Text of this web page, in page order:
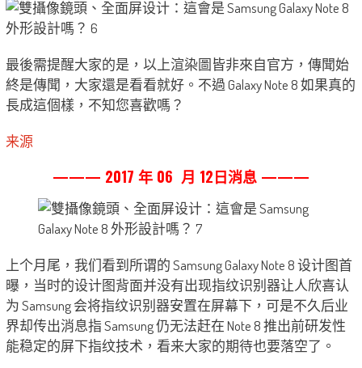
最後需提醒大家的是，以上渲染圖皆非來自官方，傳聞始
終是傳聞，大家還是看看就好。不過 Galaxy Note 8 如果真的
長成這個樣，不知您喜歡嗎？
来源
——— 2017 年 06 月 12日消息 ———
上个月尾，我们看到所谓的 Samsung Galaxy Note 8 设计图首
曝，当时的设计图背面并没有出现指纹识别器让人欣喜认
为 Samsung 会将指纹识别器安置在屏幕下，可是不久后业
界却传出消息指 Samsung 仍无法赶在 Note 8 推出前研发性
能稳定的屏下指纹技术，看来大家的期待也要落空了。